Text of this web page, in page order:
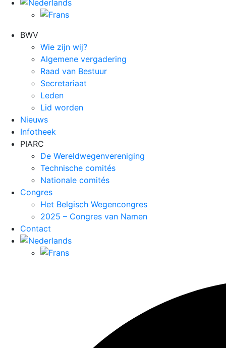
BWV
Wie zijn wij?
Algemene vergadering
Raad van Bestuur
Secretariaat
Leden
Lid worden
Nieuws
Infotheek
PIARC
De Wereldwegenvereniging
Technische comités
Nationale comités
Congres
Het Belgisch Wegencongres
2025 – Congres van Namen
Contact